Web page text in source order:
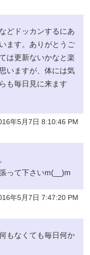
どドッカンするにあ
ます。ありがとうご
は更新ないかなと楽
いますが、体には気
も毎日見に来ます
年5月7日 8:10:46 PM
って下さいm(__)m
年5月7日 7:47:20 PM
もなくても毎日何か